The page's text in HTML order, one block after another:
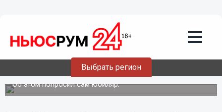
Выбрать регион
Шалабаев устроил экскурсию по
Нижегородскому кремлю для 100-
летнего ветерана ВОВ
Об этом попросил сам юбиляр.